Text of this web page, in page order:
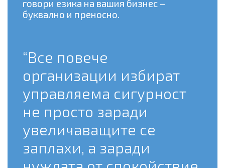
говори езика на вашия бизнес –
буквално и преносно.
“Все повече
организации избират
управляема сигурност
не просто заради
увеличаващите се
заплахи, а заради